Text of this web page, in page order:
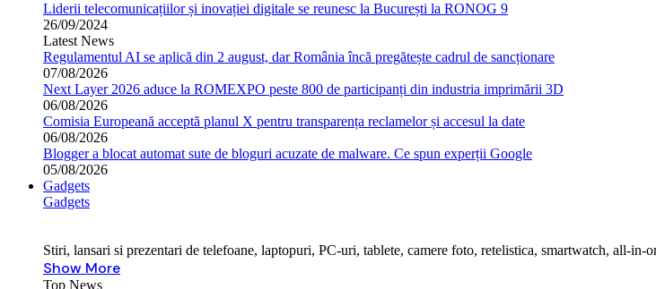
Liderii telecomunicațiilor și inovației digitale se reunesc la București la RONOG 9
26/09/2024
Latest News
Regulamentul AI se aplică din 2 august, dar România încă pregătește cadrul de sancționare
07/08/2026
Next Layer 2026 aduce la ROMEXPO peste 800 de participanți din industria imprimării 3D
06/08/2026
Comisia Europeană acceptă planul X pentru transparența reclamelor și accesul la date
06/08/2026
Blogger a blocat automat sute de bloguri acuzate de malware. Ce spun experții Google
05/08/2026
Gadgets
Gadgets
Stiri, lansari si prezentari de telefoane, laptopuri, PC-uri, tablete, camere foto, retelistica, smartwatch, all-
Show More
Top News